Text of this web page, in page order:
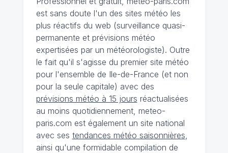
est sans doute l'un des sites météo les
plus réactifs du web (surveillance quasi-
permanente et prévisions météo
expertisées par un météorologiste). Outre
le fait qu'il s'agisse du premier site météo
pour l'ensemble de Ile-de-France (et non
pour la seule capitale) avec des
prévisions météo à 15 jours réactualisées
au moins quotidiennement, meteo-
paris.com est également un site national
avec ses tendances météo saisonnières,
ainsi qu'une formidable compilation de